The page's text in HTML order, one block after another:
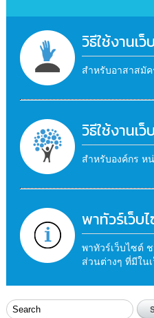
วิธีใช้งานเ
สำหรับอาสาสมั
วิธีใช้งานเ
สำหรับองค์กร ห
พาทัวร์เว็บ
พาทัวร์เว็บไซต์
ส่วนต่างๆ ที่มีใน